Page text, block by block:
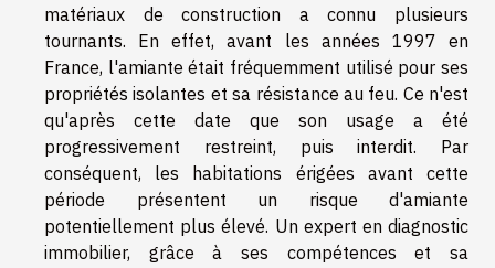
matériaux de construction a connu plusieurs
tournants. En effet, avant les années 1997 en
France, l'amiante était fréquemment utilisé pour ses
propriétés isolantes et sa résistance au feu. Ce n'est
qu'après cette date que son usage a été
progressivement restreint, puis interdit. Par
conséquent, les habitations érigées avant cette
période présentent un risque d'amiante
potentiellement plus élevé. Un expert en diagnostic
immobilier, grâce à ses compétences et sa